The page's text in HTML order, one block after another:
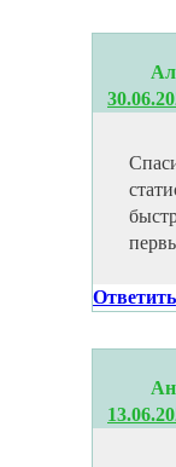
Ответить